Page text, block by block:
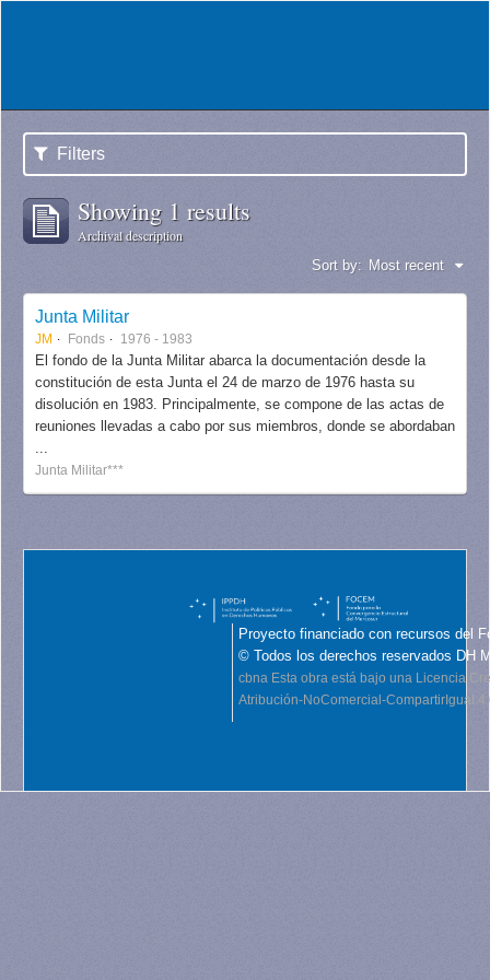
Filters
Showing 1 results
Archival description
Sort by: Most recent
Junta Militar
JM Fonds 1976 - 1983
El fondo de la Junta Militar abarca la documentación desde la
constitución de esta Junta el 24 de marzo de 1976 hasta su
disolución en 1983. Principalmente, se compone de las actas de
reuniones llevadas a cabo por sus miembros, donde se abordaban
...
Junta Militar***
Proyecto financiado con recursos del
© Todos los derechos reservados DH
cbna Esta obra está bajo una Licencia
Atribución-NoComercial-CompartirIgual